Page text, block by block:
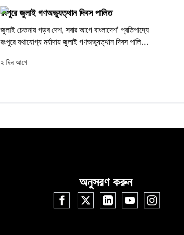
রংপুরে জুলাই গণঅভ্যুত্থান দিবস পালিত
জুলাই চেতনায় গড়ব দেশ, সবার আগে বাংলাদেশ’ প্রতিপাদ্যে
রংপুরে যথাযোগ্য মর্যাদায় জুলাই গণঅভ্যুত্থান দিবস পালিত
২ দিন আগে
অনুসরণ করুন